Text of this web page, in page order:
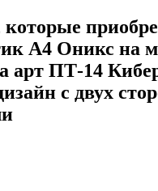
А4 Оникс на
арт ПТ-14
с двух